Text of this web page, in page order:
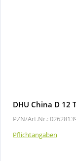
DHU China D 12
PZN/Art.Nr.:
Pflichtangaben